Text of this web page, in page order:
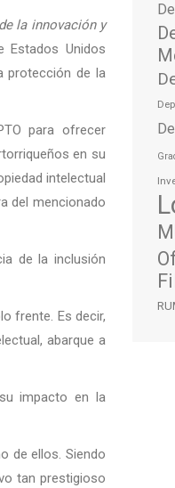
la innovación y
Estados Unidos
protección de la
para ofrecer
en su
intelectual
del mencionado
de la inclusión
frente. Es decir,
abarque a
impacto en la
de ellos. Siendo
tan prestigioso